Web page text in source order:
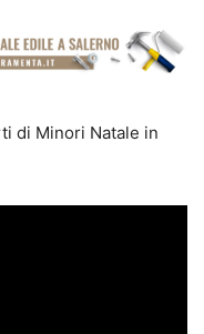
di Minori Natale in